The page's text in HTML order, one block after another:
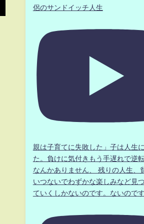
侶のサンドイッチ人生
親は子育てに失敗した」子は人生
た。負けに気付きもう手遅れで逆
なんかありません、 残りの人生、
いつないでわずかな楽しみなど見
ていくしかないのです。ないのです